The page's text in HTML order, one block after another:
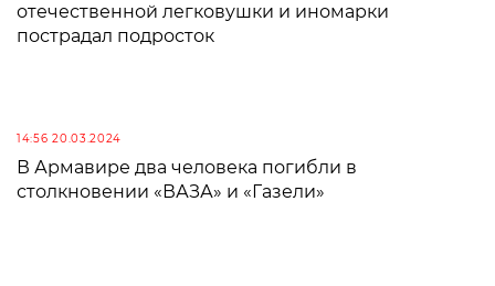
отечественной легковушки и иномарки
пострадал подросток
14:56 20.03.2024
В Армавире два человека погибли в
столкновении «ВАЗА» и «Газели»